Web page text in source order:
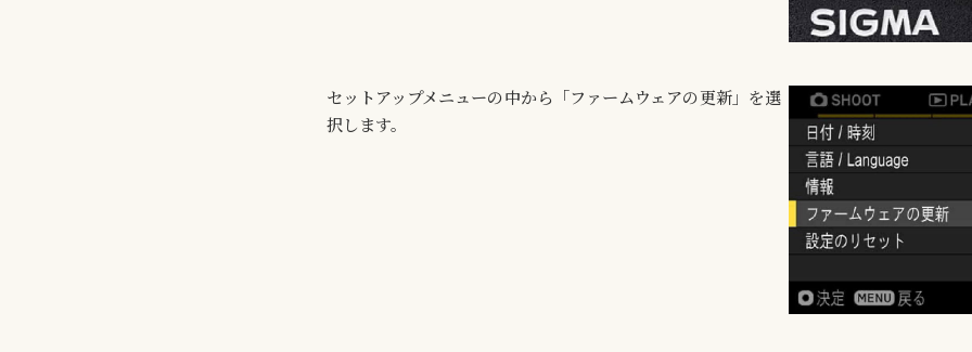
セットアップメニューの中から「ファームウェアの更新」を選
択します。